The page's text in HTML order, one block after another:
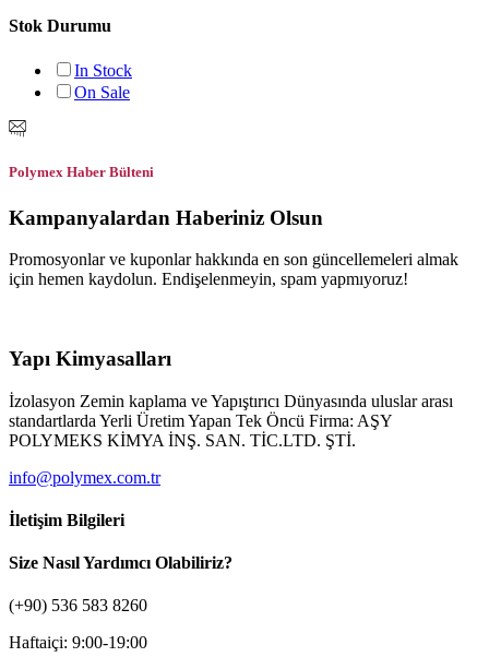
Stok Durumu
In Stock
On Sale
Polymex Haber Bülteni
Kampanyalardan Haberiniz Olsun
Promosyonlar ve kuponlar hakkında en son güncellemeleri almak
için hemen kaydolun. Endişelenmeyin, spam yapmıyoruz!
Yapı Kimyasalları
İzolasyon Zemin kaplama ve Yapıştırıcı Dünyasında uluslar arası
standartlarda Yerli Üretim Yapan Tek Öncü Firma: AŞY
POLYMEKS KİMYA İNŞ. SAN. TİC.LTD. ŞTİ.
info@polymex.com.tr
İletişim Bilgileri
Size Nasıl Yardımcı Olabiliriz?
(+90) 536 583 8260
Haftaiçi: 9:00-19:00